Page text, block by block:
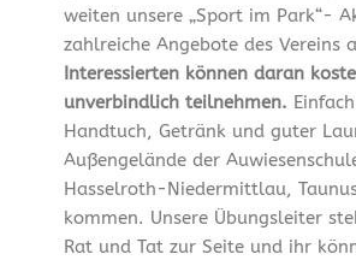
weiten unsere „Sport im Park“-
zahlreiche Angebote des Vereins
Interessierten können daran
unverbindlich teilnehmen.
Handtuch, Getränk und guter
Außengelände der
Hasselroth-Niedermittlau,
kommen. Unsere Übungsleiter
Rat und Tat zur Seite und ihr